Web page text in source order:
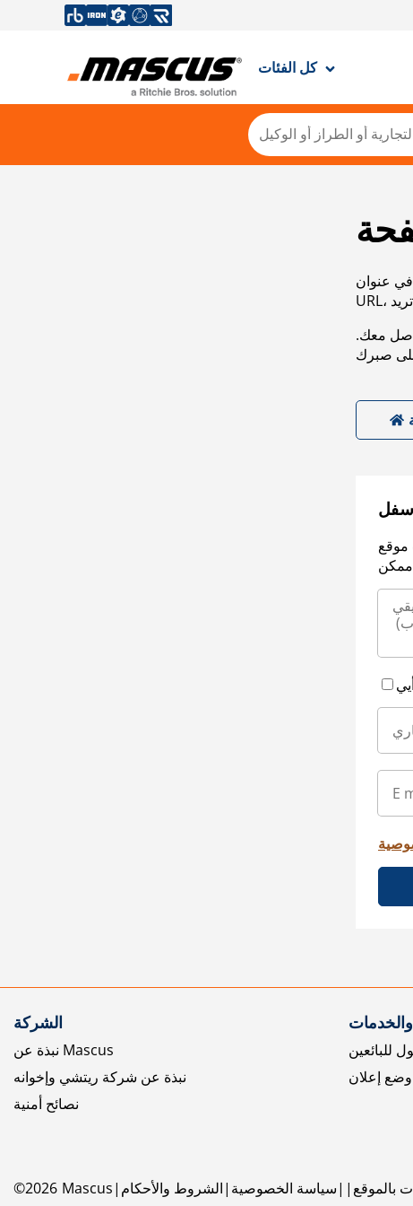
كل الفئات
في عنوان
معك.
موقع
الشركة
نبذة عن Mascus
نبذة عن شركة ريتشي وإخوانه
نصائح أمنية
والخدمات
للبائعين
وضع إعلان
©2026 Mascus الشروط والأحكام سياسة الخصوصية بالموقع